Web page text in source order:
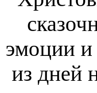
эмоции и
из дней